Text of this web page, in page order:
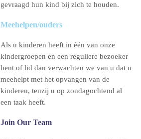
gevraagd hun kind bij zich te houden.
Meehelpen/ouders
Als u kinderen heeft in één van onze
kindergroepen en een reguliere bezoeker
bent of lid dan verwachten we van u dat u
meehelpt met het opvangen van de
kinderen, tenzij u op zondagochtend al
een taak heeft.
Join Our Team